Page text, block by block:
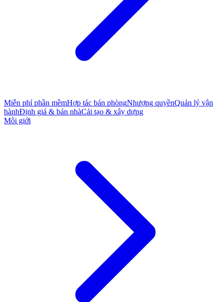
Miễn phí phần mềmHợp tác bán phòngNhượng quyềnQuản lý vận
hànhĐịnh giá & bán nhàCải tạo & xây dựng
Môi giới